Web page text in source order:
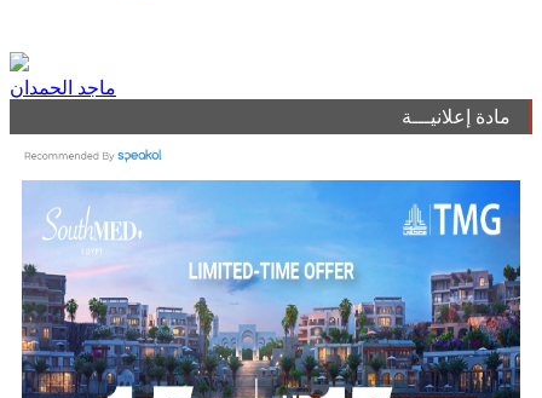
ماجد الحمدان
مادة إعلانيـــة